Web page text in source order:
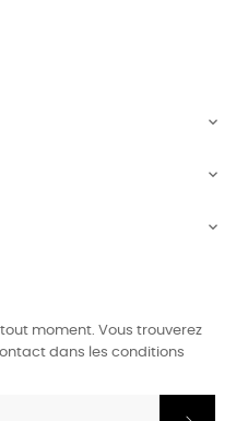



moment. Vous trouverez
dans les conditions